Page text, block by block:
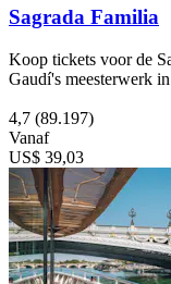
Sagrada Familia
Koop tickets voor de
Gaudí's meesterwerk
4,7 (89.197)
Vanaf
US$ 39,03